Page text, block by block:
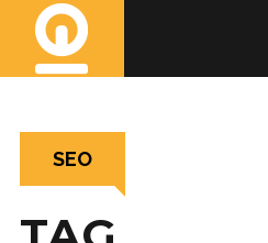
SEO